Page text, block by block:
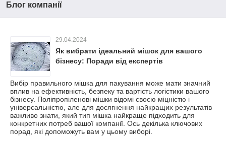
Блог компанії
29.04.2024
Як вибрати ідеальний мішок для вашого
бізнесу: Поради від експертів
Вибір правильного мішка для пакування може мати значний
вплив на ефективність, безпеку та вартість логістики вашого
бізнесу. Поліпропіленові мішки відомі своєю міцністю і
універсальністю, але для досягнення найкращих результатів
важливо знати, який тип мішка найкраще підходить для
конкретних потреб вашої компанії. Ось декілька ключових
порад, які допоможуть вам у цьому виборі.